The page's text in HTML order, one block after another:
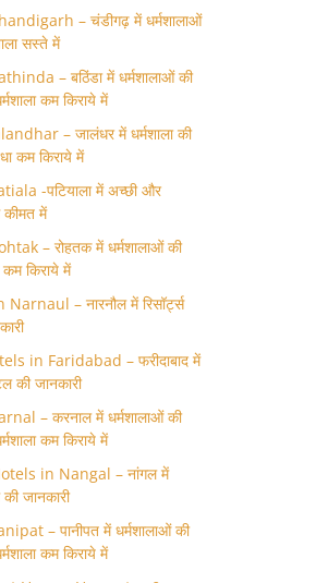
– चंडीगढ़ में धर्मशालाओं
सस्ते में
– बठिंडा में धर्मशालाओं की
कम किराये में
– जालंधर में धर्मशाला की
कम किराये में
-पटियाला में अच्छी और
कीमत में
– रोहतक में धर्मशालाओं की
कम किराये में
– नारनौल में रिसॉर्ट्स
in Faridabad – फरीदाबाद में
की जानकारी
– करनाल में धर्मशालाओं की
कम किराये में
in Nangal – नांगल में
जानकारी
– पानीपत में धर्मशालाओं की
कम किराये में